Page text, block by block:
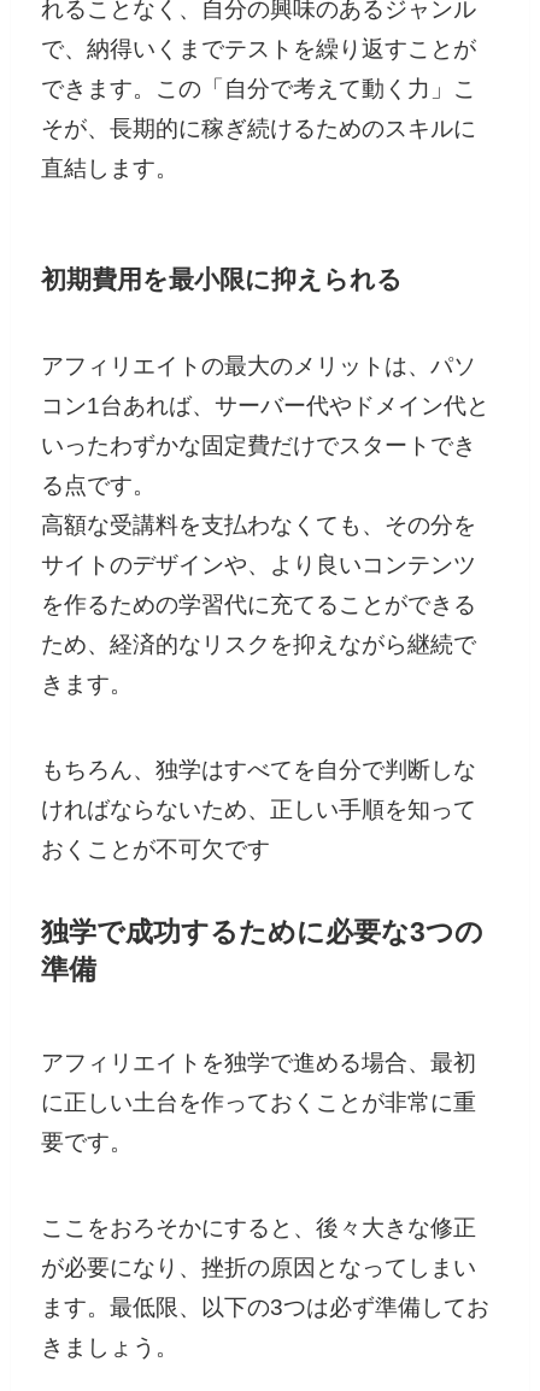
れることなく、自分の興味のあるジャンル
で、納得いくまでテストを繰り返すことが
できます。この「自分で考えて動く力」こ
そが、長期的に稼ぎ続けるためのスキルに
直結します。
初期費用を最小限に抑えられる
アフィリエイトの最大のメリットは、パソ
コン1台あれば、サーバー代やドメイン代と
いったわずかな固定費だけでスタートでき
る点です。
高額な受講料を支払わなくても、その分を
サイトのデザインや、より良いコンテンツ
を作るための学習代に充てることができる
ため、経済的なリスクを抑えながら継続で
きます。
もちろん、独学はすべてを自分で判断しな
ければならないため、正しい手順を知って
おくことが不可欠です
独学で成功するために必要な3つの
準備
アフィリエイトを独学で進める場合、最初
に正しい土台を作っておくことが非常に重
要です。
ここをおろそかにすると、後々大きな修正
が必要になり、挫折の原因となってしまい
ます。最低限、以下の3つは必ず準備してお
きましょう。